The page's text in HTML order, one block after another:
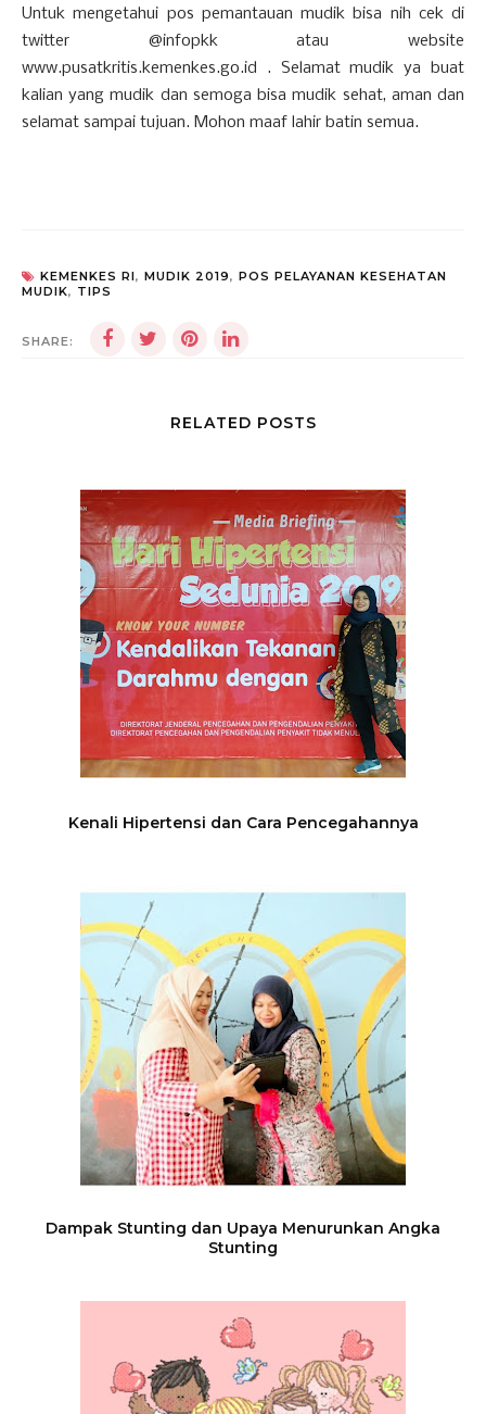
Untuk mengetahui pos pemantauan mudik bisa nih cek di
twitter @infopkk atau website
www.pusatkritis.kemenkes.go.id . Selamat mudik ya buat
kalian yang mudik dan semoga bisa mudik sehat, aman dan
selamat sampai tujuan. Mohon maaf lahir batin semua.
KEMENKES RI, MUDIK 2019, POS PELAYANAN KESEHATAN
MUDIK, TIPS
SHARE:
RELATED POSTS
Kenali Hipertensi dan Cara Pencegahannya
Dampak Stunting dan Upaya Menurunkan Angka
Stunting